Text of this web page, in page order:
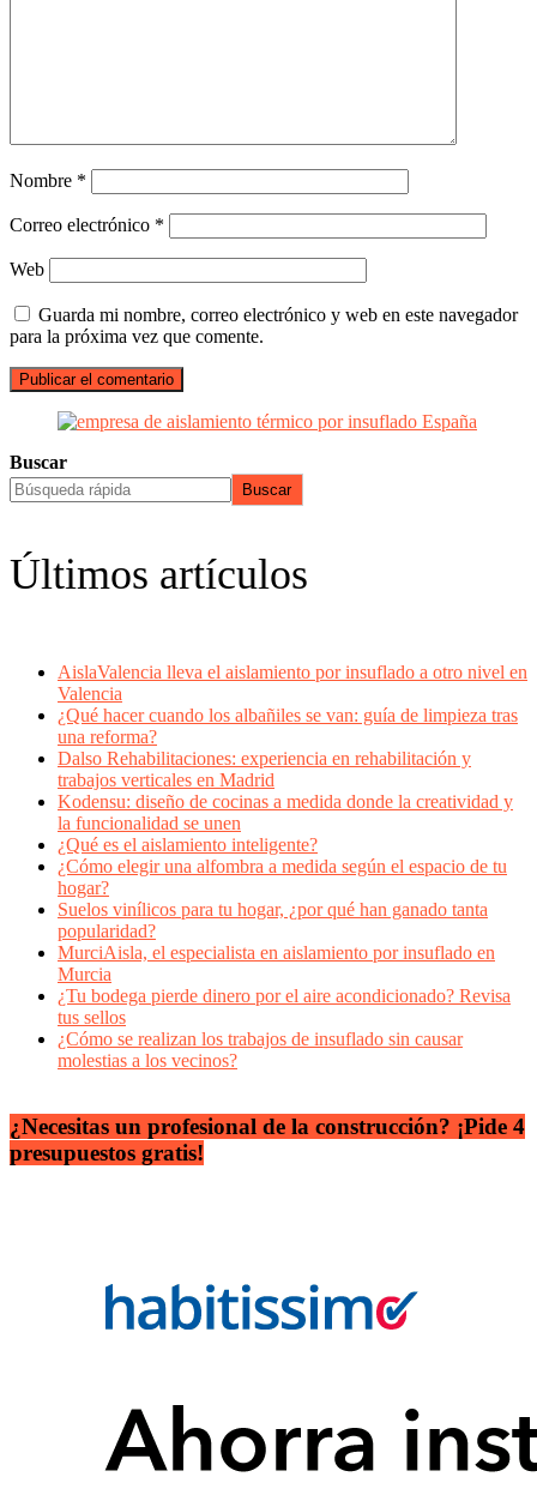
Nombre *
Correo electrónico *
Web
Guarda mi nombre, correo electrónico y web en este navegador
para la próxima vez que comente.
Buscar
Buscar
Últimos artículos
AislaValencia lleva el aislamiento por insuflado a otro nivel en
Valencia
¿Qué hacer cuando los albañiles se van: guía de limpieza tras
una reforma?
Dalso Rehabilitaciones: experiencia en rehabilitación y
trabajos verticales en Madrid
Kodensu: diseño de cocinas a medida donde la creatividad y
la funcionalidad se unen
¿Qué es el aislamiento inteligente?
¿Cómo elegir una alfombra a medida según el espacio de tu
hogar?
Suelos vinílicos para tu hogar, ¿por qué han ganado tanta
popularidad?
MurciAisla, el especialista en aislamiento por insuflado en
Murcia
¿Tu bodega pierde dinero por el aire acondicionado? Revisa
tus sellos
¿Cómo se realizan los trabajos de insuflado sin causar
molestias a los vecinos?
¿Necesitas un profesional de la construcción? ¡Pide 4
presupuestos gratis!